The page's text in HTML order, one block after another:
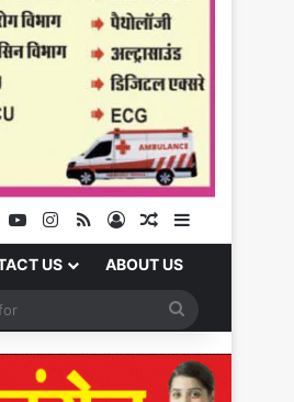
YouTubeInstagram
RSS Log InRandom Article
US ABOUT US